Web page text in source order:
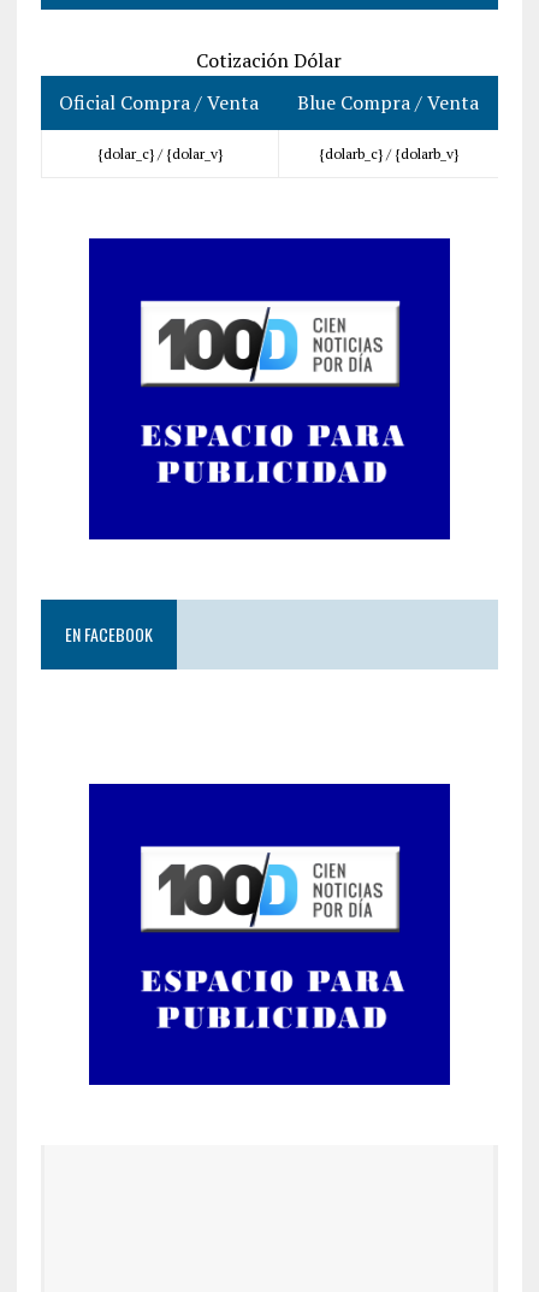
Cotización Dólar
Oficial Compra / Venta
Blue Compra / Venta
{dolar_c} / {dolar_v} {dolarb_c} / {dolarb_v}
EN FACEBOOK